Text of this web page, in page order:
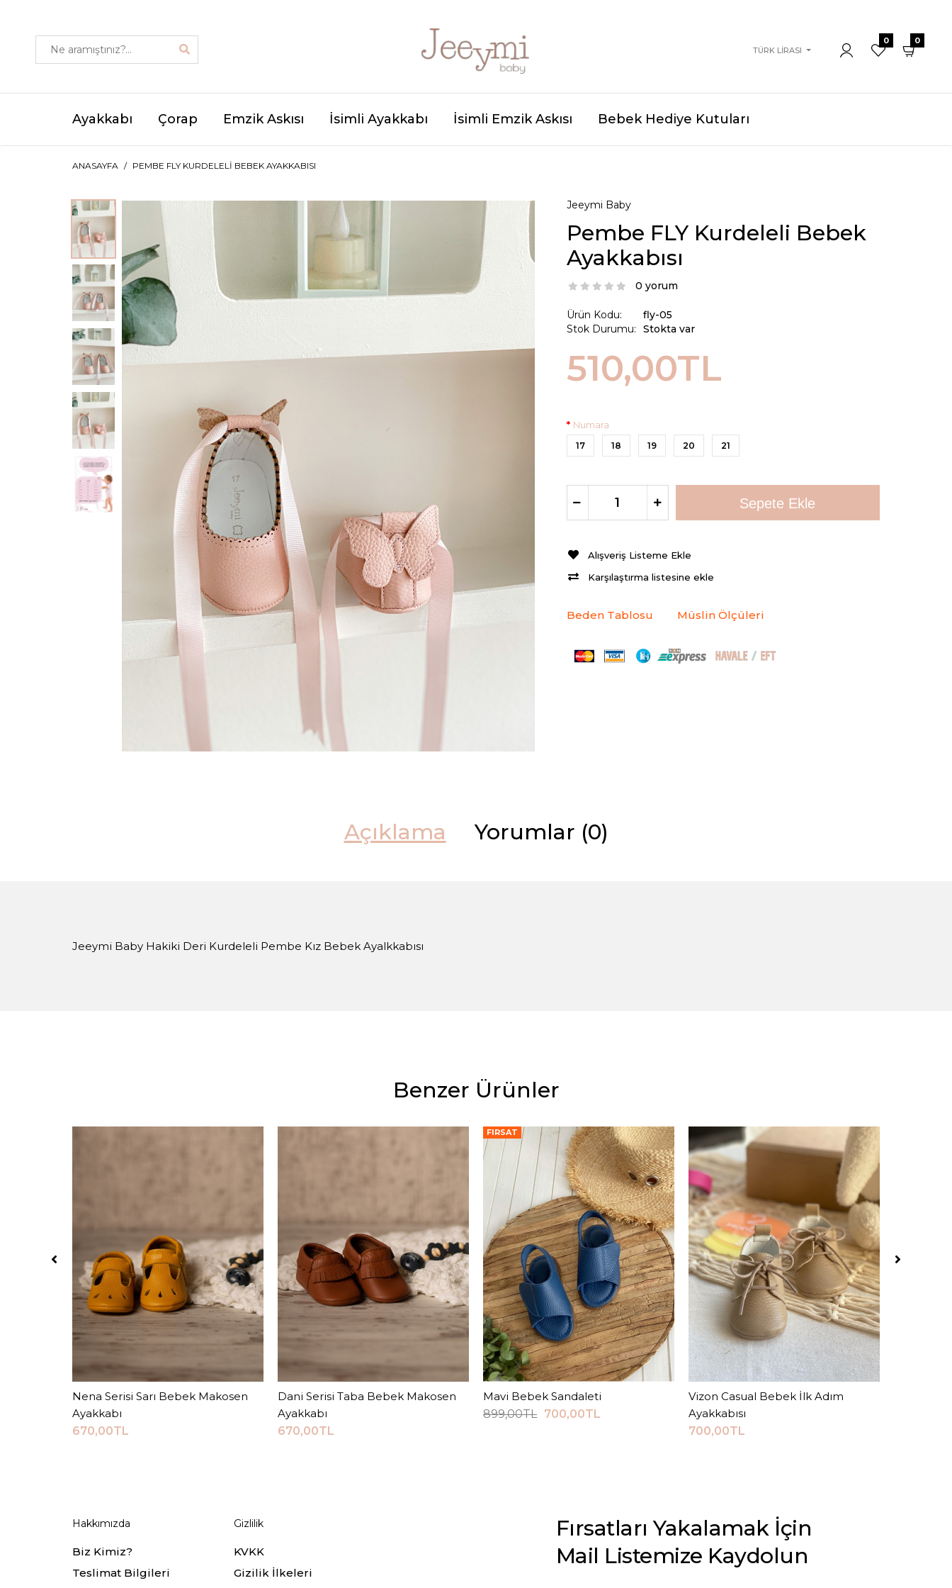
TÜRK LIRASI
0 0
Ayakkabı Çorap Emzik Askısı İsimli Ayakkabı İsimli Emzik Askısı Bebek Hediye Kutuları
ANASAYFA PEMBE FLY KURDELELI BEBEK AYAKKABISI
Jeeymi Baby
Pembe FLY Kurdeleli Bebek
Ayakkabısı
0 yorum
Ürün Kodu:
Stok Durumu:
fly-05
Stokta var
510,00TL
Numara
17 18 19 20 21
Alışveriş Listeme Ekle
Karşılaştırma listesine ekle
Beden Tablosu Müslin Ölçüleri
Açıklama Yorumlar (0)
Jeeymi Baby Hakiki Deri Kurdeleli Pembe Kız Bebek Ayalkkabısı
Benzer Ürünler
Sepete Ekle
Nena Serisi Sarı Bebek Makosen
Ayakkabı
670,00TL
Sepete Ekle
Dani Serisi Taba Bebek Makosen
Ayakkabı
670,00TL
FIRSAT
Sepete Ekle
Mavi Bebek Sandaleti
899,00TL 700,00TL
Sepete Ekle
Vizon Casual Bebek İlk Adım
Ayakkabısı
700,00TL
Hakkımızda
Biz Kimiz?
Teslimat Bilgileri
Gizlilik
KVKK
Gizilik İlkeleri
Fırsatları Yakalamak İçin
Mail Listemize Kaydolun